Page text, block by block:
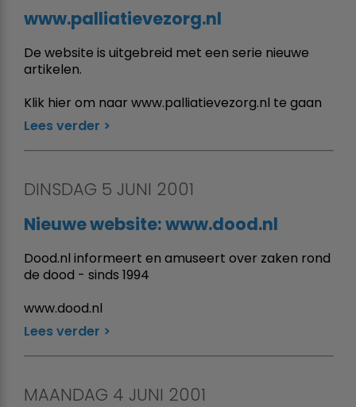
www.palliatievezorg.nl
De website is uitgebreid met een serie nieuwe
artikelen.
Klik hier om naar www.palliatievezorg.nl te gaan
Lees verder
DINSDAG 5 JUNI 2001
Nieuwe website: www.dood.nl
Dood.nl informeert en amuseert over zaken rond
de dood - sinds 1994
www.dood.nl
Lees verder
MAANDAG 4 JUNI 2001